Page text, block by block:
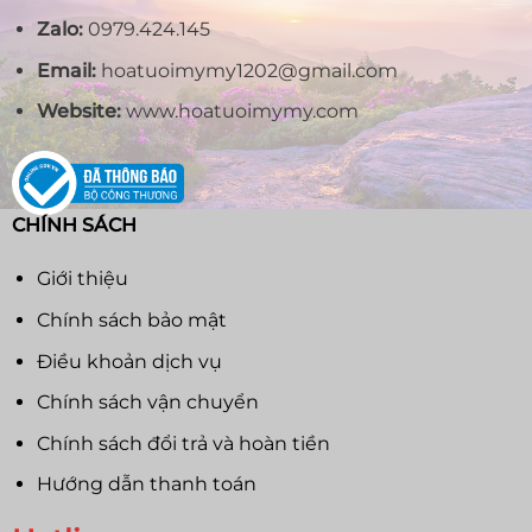
Zalo:0979.424.145
Email:hoatuoimymy1202@gmail.com
Website:www.hoatuoimymy.com
CHÍNH SÁCH
Giới thiệu
Chính sách bảo mật
Điều khoản dịch vụ
Chính sách vận chuyển
Chính sách đổi trả và hoàn tiền
Hướng dẫn thanh toán